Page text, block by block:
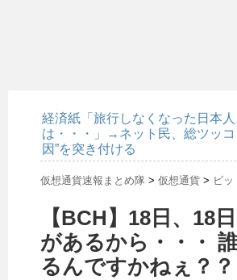
経済紙「旅行しなくなった日本
は・・・」→ネット民、総ツッコ
因”を突き付ける
仮想通貨速報まとめ隊 > 仮想通貨 > ビッ
【BCH】18日、18
があるから・・・
るんですかねぇ？？